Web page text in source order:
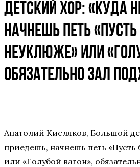
детский хор: «Куда
начнешь петь «Пусть
неуклюже» или
обязательно зал
Анатолий Кисляков, Большой
приедешь, начнешь петь «Пусть
или «Голубой вагон»,